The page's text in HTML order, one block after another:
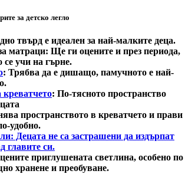
за детско легло
твърд е идеален за най-малките деца.
матраци: Ще ги оцените и през периода,
се учи на гърне.
: Трябва да е дишащо, памучното е най-
креватчето: По-тясното пространство
пространството в креватчето и прави
удобно.
Децата не са застрашени да издърпат
главите си.
приглушената светлина, особено по
хранене и преобуване.